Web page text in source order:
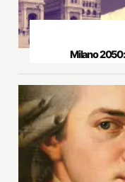
Milano